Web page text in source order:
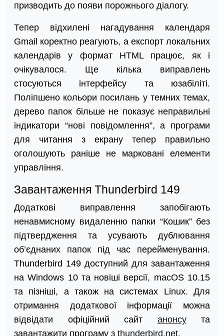
призводить до появи порожнього діалогу.
Тепер відхилені нагадування календаря
Gmail коректно реагують, а експорт локальних
календарів у формат HTML працює, як і
очікувалося. Ще кілька виправлень
стосуються інтерфейсу та юзабіліті.
Поліпшено кольори посилань у темних темах,
дерево папок більше не показує неправильні
індикатори “нові повідомлення”, а програми
для читання з екрану тепер правильно
оголошують раніше не марковані елементи
управління.
Завантаження Thunderbird 149
Додаткові виправлення запобігають
ненавмисному видаленню папки “Кошик” без
підтвердження та усувають дублювання
об’єднаних папок під час перейменування.
Thunderbird 149 доступний для завантаження
на Windows 10 та новіші версії, macOS 10.15
та пізніші, а також на системах Linux. Для
отримання додаткової інформації можна
відвідати офіційний сайт анонсута
завантажити програму з thunderbird.net.